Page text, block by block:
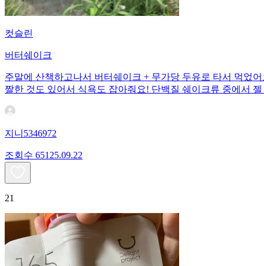
컷슬린
버터쉐이크
주말에 산책하고나서 버터쉐이크 + 무가당 두유로 타서 먹었
짤한 것도 있어서 식욕도 잡아줘요! 단백질 쉐이크류 중에서
지니5346972
조회수 651 25.09.22
21